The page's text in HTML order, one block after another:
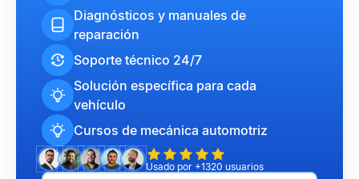
Diagnósticos y manuales de
reparación
Soporte técnico 24/7
Solución específica para cada
vehículo
Cursos de mecánica automotriz
Usado por +1320 usuarios